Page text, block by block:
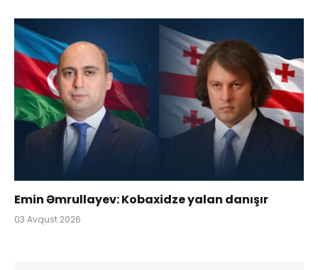
Emin Əmrullayev: Kobaxidze yalan danışır
03 Avqust 2026